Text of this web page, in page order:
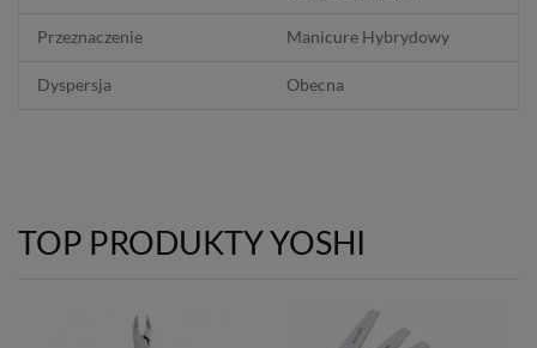
Przeznaczenie Manicure Hybrydowy
Dyspersja Obecna
TOP PRODUKTY YOSHI